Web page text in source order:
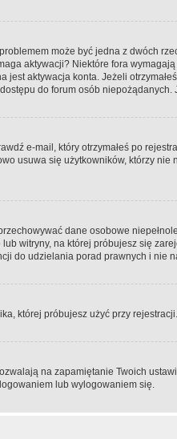
może być jedna z dwóch
aktywacji? Niektóre fora
aktywacja konta. Jeżeli
dostępu do forum osób niepożądanych.
e-mail, który otrzymałeś po
usuwa się użytkowników, którzy
dane osobowe
witryny, na której próbujesz się
do udzielania porad prawnych i nie
której próbujesz użyć przy
na zapamiętanie Twoich
lub wylogowaniem się.